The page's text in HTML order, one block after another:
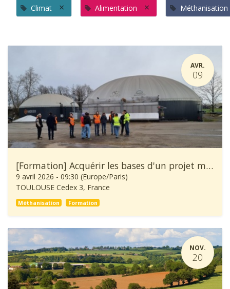
Climat × Alimentation × Méthanisation
AVR.
09
[Formation] Acquérir les bases d'un projet méthanisation
9 avril 2026 - 09:30 (Europe/Paris)
TOULOUSE Cedex 3, France
Méthanisation Formation
NOV.
20